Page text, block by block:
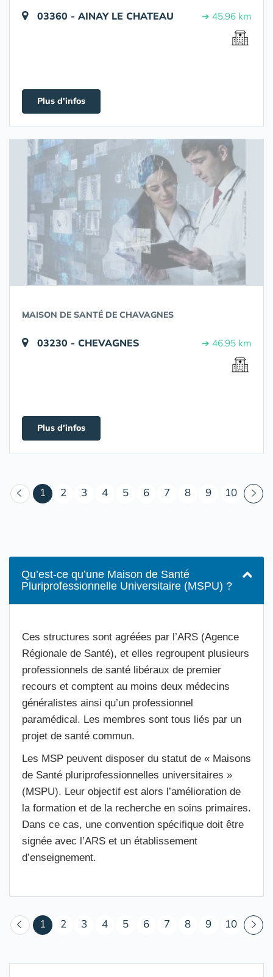
03360 - AINAY LE CHATEAU ➔ 45.96 km
Plus d'infos
MAISON DE SANTÉ DE CHAVAGNES
03230 - CHEVAGNES ➔ 46.95 km
Plus d'infos
1 (courant)
2 3 4 5 6 7 8 9 10
Qu’est-ce qu’une Maison de Santé
Pluriprofessionnelle Universitaire (MSPU) ?
Ces structures sont agréées par l’ARS (Agence
Régionale de Santé), et elles regroupent plusieurs
professionnels de santé libéraux de premier
recours et comptent au moins deux médecins
généralistes ainsi qu’un professionnel
paramédical. Les membres sont tous liés par un
projet de santé commun.
Les MSP peuvent disposer du statut de « Maisons
de Santé pluriprofessionnelles universitaires »
(MSPU). Leur objectif est alors l’amélioration de
la formation et de la recherche en soins primaires.
Dans ce cas, une convention spécifique doit être
signée avec l’ARS et un établissement
d’enseignement.
1 (courant)
2 3 4 5 6 7 8 9 10